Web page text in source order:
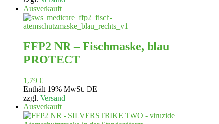
Ausverkauft
FFP2 NR – Fischmaske, blau
PROTECT
1,79 €
Enthält 19% MwSt. DE
zzgl. Versand
Ausverkauft